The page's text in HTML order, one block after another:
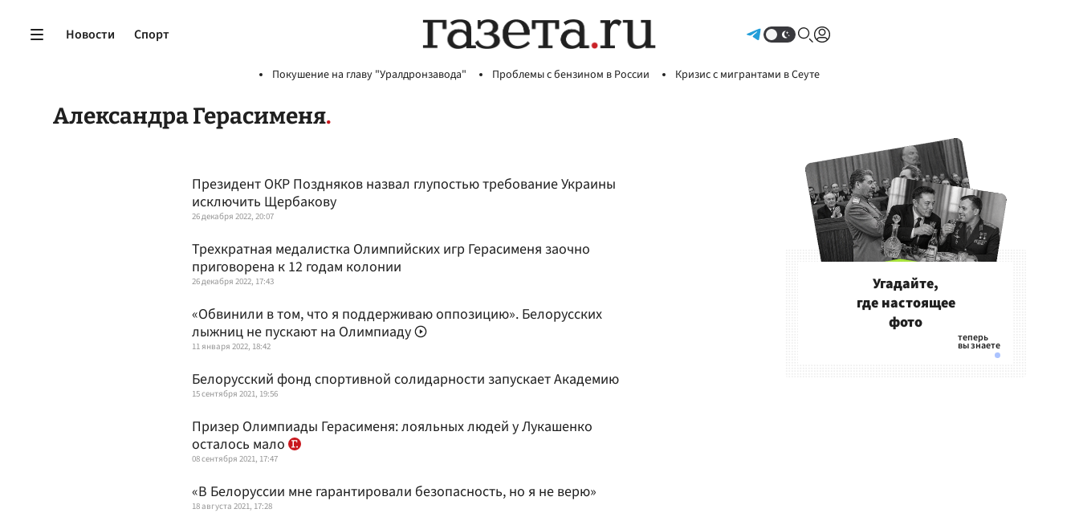
Новости Спорт
Покушение на главу "Уралдронзавода" Проблемы с бензином в России Кризис с мигрантами в Сеуте
Александра Герасименя
Президент ОКР Поздняков назвал глупостью требование Украины
исключить Щербакову
26 декабря 2022, 20:07
Трехкратная медалистка Олимпийских игр Герасименя заочно
приговорена к 12 годам колонии
26 декабря 2022, 17:43
«Обвинили в том, что я поддерживаю оппозицию». Белорусских
лыжниц не пускают на Олимпиаду
11 января 2022, 18:42
Белорусский фонд спортивной солидарности запускает Академию
15 сентября 2021, 19:56
Призер Олимпиады Герасименя: лояльных людей у Лукашенко
осталось мало
08 сентября 2021, 17:47
«В Белоруссии мне гарантировали безопасность, но я не верю»
18 августа 2021, 17:28
Угадайте,
где настоящее
фото